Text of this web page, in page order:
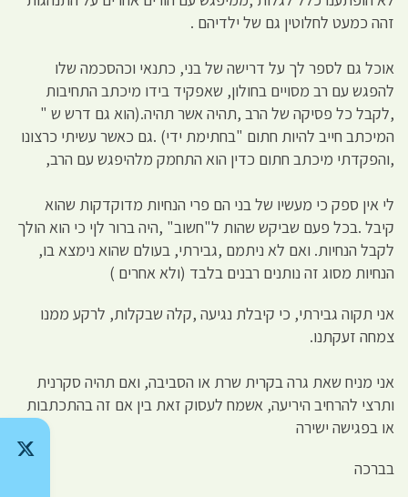
זהה כמעט לחלוטין גם של ילדיהם .
אוכל גם לספר לך על דרישה של בני, כתנאי וכהסכמה שלו
להפגש עם רב מסויים בחולון, שאפקיד בידו מיכתב התחיבות
,לקבל כל פסיקה של הרב ,תהיה אשר תהיה.(הוא גם דרש ש "
המיכתב חייב להיות חתום "בחתימת ידי) .גם כאשר עשיתי כרצונו
,והפקדתי מיכתב חתום כדין הוא התחמק מלהיפגש עם הרב,
לי אין ספק כי מעשיו של בני הם פרי הנחיות מדוקדקות שהוא
קיבל .בכל פעם שביקש שהות ל"חשוב" ,היה ברור לןי כי הוא הולך
לקבל הנחיות. ואם לא ניתמם ,גבירתי, בעולם שהוא נימצא בו,
הנחיות מסוג זה נותנים רבנים בלבד (ולא אחרים )
אני תקוה גבירתי, כי קיבלת נגיעה ,קלה שבקלות, לרקע ממנו
צמחה זעקתנו.
אני מניח שאת גרה בקרית שרת או הסביבה, ואם תהיה סקרנית
ותרצי להרחיב היריעה, אשמח לעסוק זאת בין אם זה בהתכתבות
או בפגישה ישירה
בברכה